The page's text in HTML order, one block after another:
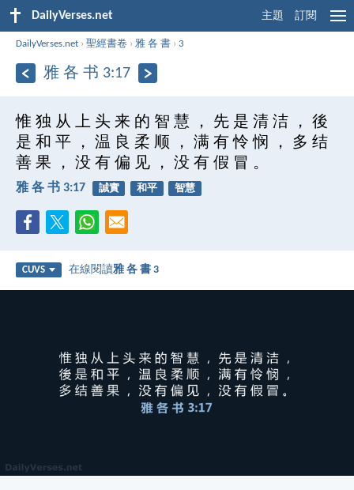
DailyVerses.net 主題 訂閱
DailyVerses.net ›聖經書卷 ›雅 各 書 ›3
雅 各 书 3:17
惟 独 从 上 头 来 的 智 慧 ， 先 是 清 洁 ， 後
是 和 平 ， 温 良 柔 顺 ， 满 有 怜 悯 ， 多 结
善 果 ， 没 有 偏 见 ， 没 有 假 冒 。
雅 各 书 3:17 誠實 和平 智慧
CUVS 在線閱讀雅 各 書 3